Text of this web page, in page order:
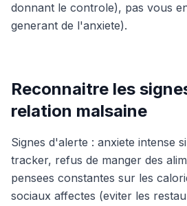
donnant le controle), pas vous
generant de l'anxiete).
Reconnaitre les
relation malsaine
Signes d'alerte : anxiete intense
tracker, refus de manger des
pensees constantes sur les
sociaux affectes (eviter les